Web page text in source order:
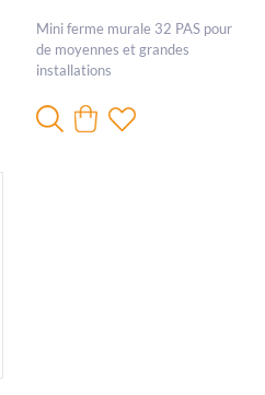
Mini ferme murale 32 PAS pour
de moyennes et grandes
installations